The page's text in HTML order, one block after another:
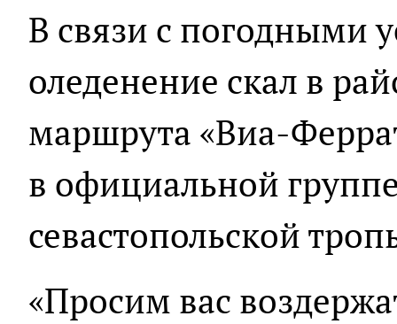
В связи с погодными
оледенение скал в
маршрута «Виа-
в официальной
севастопольской
«Просим вас